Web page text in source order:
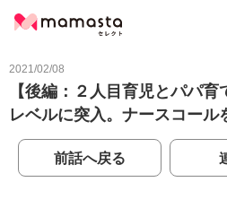
2021/02/08
【後編：２人目育児とパパ
レベルに突入。ナースコール
前話へ戻る